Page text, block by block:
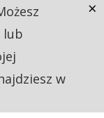
lub
w
×